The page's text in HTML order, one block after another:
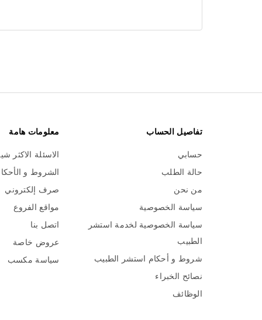
تفاصيل الحساب
حسابي
حالة الطلب
من نحن
سياسة الخصوصية
سياسة الخصوصية لخدمة استشر
الطبيب
شروط و أحكام استشر الطبيب
نصائح الخبراء
الوظائف
معلومات هامة
الاسئلة الاكثر
الشروط و
صرف إلكتروني
مواقع الفروع
اتصل بنا
عروض خاصة
سياسة مكسب